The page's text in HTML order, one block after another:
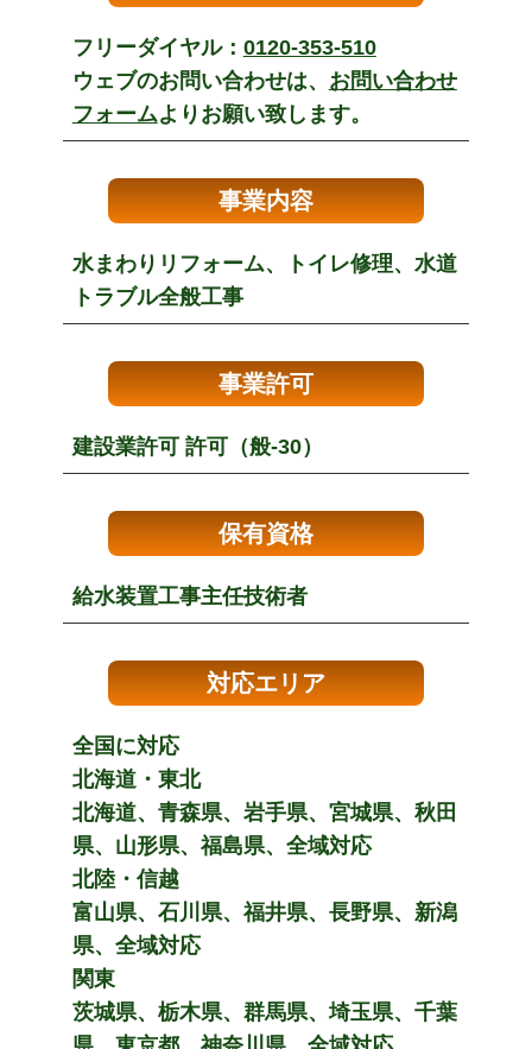
フリーダイヤル： 0120-353-510
ウェブのお問い合わせは、 お問い合わせ
フォームよりお願い致します。
事業内容
水まわりリフォーム、トイレ修理、水道
トラブル全般工事
事業許可
建設業許可 許可（般-30）
保有資格
給水装置工事主任技術者
対応エリア
全国に対応
北海道・東北
北海道、青森県、岩手県、宮城県、秋田
県、山形県、福島県、全域対応
北陸・信越
富山県、石川県、福井県、長野県、新潟
県、全域対応
関東
茨城県、栃木県、群馬県、埼玉県、千葉